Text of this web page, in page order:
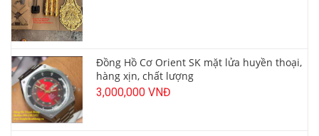
Đồng Hồ Cơ Orient SK mặt lửa huyền thoại,
hàng xịn, chất lượng
3,000,000 VNĐ